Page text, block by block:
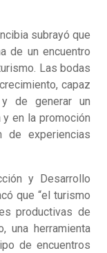
subrayó que
de un encuentro
Las bodas
capaz
de generar un
en la promoción
de experiencias
y Desarrollo
que “el turismo
productivas de
una herramienta
de encuentros